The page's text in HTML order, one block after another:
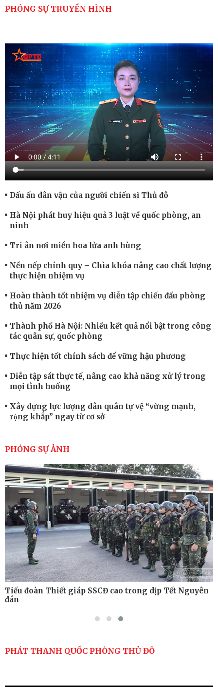
PHÓNG SỰ TRUYỀN HÌNH
Dấu ấn dân vận của người chiến sĩ Thủ đô
Hà Nội phát huy hiệu quả 3 luật về quốc phòng, an
ninh
Tri ân nơi miền hoa lửa anh hùng
Nền nếp chính quy – Chìa khóa nâng cao chất lượng
thực hiện nhiệm vụ
Hoàn thành tốt nhiệm vụ diễn tập chiến đấu phòng
thủ năm 2026
Thành phố Hà Nội: Nhiều kết quả nổi bật trong công
tác quân sự, quốc phòng
Thực hiện tốt chính sách để vững hậu phương
Diễn tập sát thực tế, nâng cao khả năng xử lý trong
mọi tình huống
Xây dựng lực lượng dân quân tự vệ “vững mạnh,
rộng khắp” ngay từ cơ sở
cao sức mạnh chiến đấu
Tiểu đoàn Thiết giáp hoàn thành tốt diễn tập chiến
thuật có bắn đạn thật
Nơi sinh viên rèn ý trí, luyện kỹ năng
PHÓNG SỰ ẢNH
Tiểu đoàn Thiết giáp SSCĐ cao trong dịp Tết Nguyên
đán
PHÁT THANH QUỐC PHÒNG THỦ ĐÔ